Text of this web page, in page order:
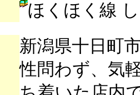
ほくほく線
新潟県十日町
性問わず、気